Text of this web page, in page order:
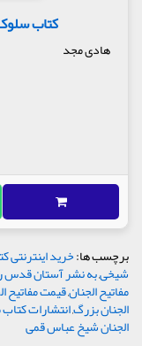
کتاب
هادی مجد
برچسب ها:خرید اینترنتی
شیخی,به نشر آستان
مفاتیح الجنان,قیمت مفاتیح
الجنان بزرگ,انتشارات کتاب
الجنان شیخ عباس قمی